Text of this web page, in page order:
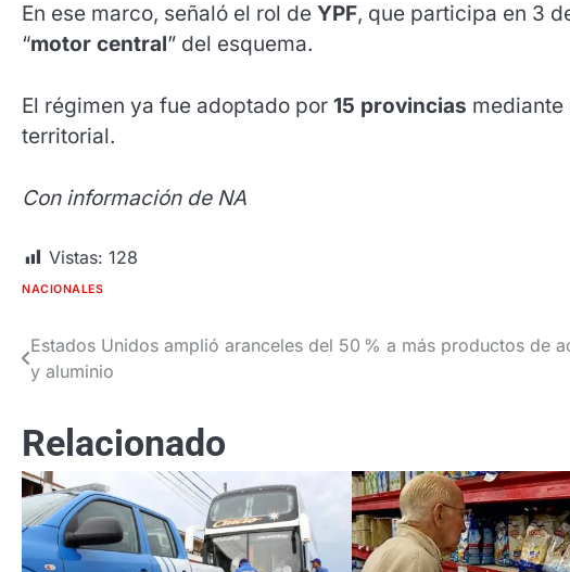
En ese marco, señaló el rol de YPF, que participa en 3
“motor central” del esquema.
El régimen ya fue adoptado por 15 provincias
territorial.
Con información de NA
Vistas: 128
NACIONALES
Navegación
de
entradas
Estados Unidos amplió aranceles del 50 % a más productos de
y aluminio
Relacionado